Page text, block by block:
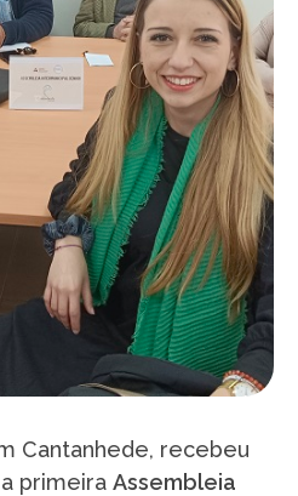
Cantanhede, recebeu
primeira Assembleia